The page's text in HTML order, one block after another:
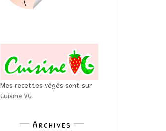
Mes recettes végés sont sur
Cuisine VG
Archives